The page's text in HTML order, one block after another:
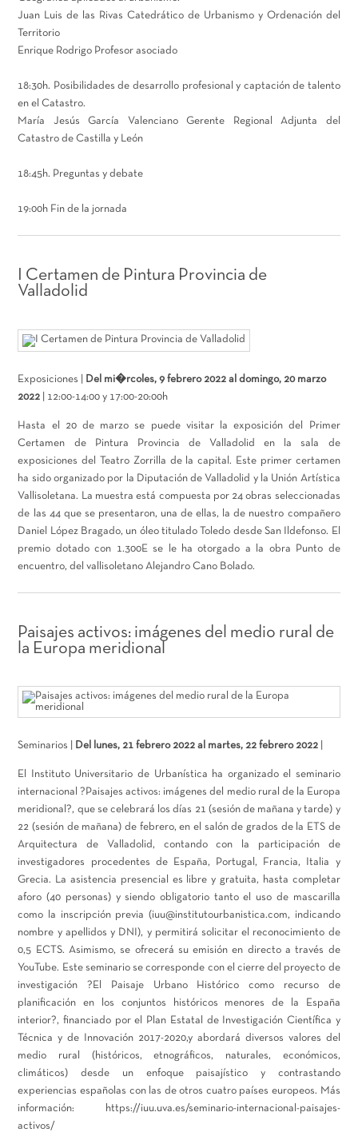
Juan Luis de las Rivas Catedrático de Urbanismo y Ordenación del
Territorio
Enrique Rodrigo Profesor asociado
18:30h. Posibilidades de desarrollo profesional y captación de talento
en el Catastro.
María Jesús García Valenciano Gerente Regional Adjunta del
Catastro de Castilla y León
18:45h. Preguntas y debate
19:00h Fin de la jornada
I Certamen de Pintura Provincia de
Valladolid
Exposiciones |
Del mi�rcoles, 9 febrero 2022 al domingo, 20 marzo
2022 | 12:00-14:00 y 17:00-20:00h
Hasta el 20 de marzo se puede visitar la exposición del Primer
Certamen de Pintura Provincia de Valladolid en la sala de
exposiciones del Teatro Zorrilla de la capital. Este primer certamen
ha sido organizado por la Diputación de Valladolid y la Unión Artística
Vallisoletana. La muestra está compuesta por 24 obras seleccionadas
de las 44 que se presentaron, una de ellas, la de nuestro compañero
Daniel López Bragado, un óleo titulado Toledo desde San Ildefonso. El
premio dotado con 1.300E se le ha otorgado a la obra Punto de
encuentro, del vallisoletano Alejandro Cano Bolado.
Paisajes activos: imágenes del medio rural de
la Europa meridional
Seminarios | Del lunes, 21 febrero 2022 al martes, 22 febrero 2022
El Instituto Universitario de Urbanística ha organizado el seminario
internacional ?Paisajes activos: imágenes del medio rural de la Europa
meridional?, que se celebrará los días 21 (sesión de mañana y tarde) y
22 (sesión de mañana) de febrero, en el salón de grados de la ETS de
Arquitectura de Valladolid, contando con la participación de
investigadores procedentes de España, Portugal, Francia, Italia y
Grecia. La asistencia presencial es libre y gratuita, hasta completar
aforo (40 personas) y siendo obligatorio tanto el uso de mascarilla
como la inscripción previa (iuu@institutourbanistica.com, indicando
nombre y apellidos y DNI), y permitirá solicitar el reconocimiento de
0,5 ECTS. Asimismo, se ofrecerá su emisión en directo a través de
YouTube. Este seminario se corresponde con el cierre del proyecto de
investigación ?El Paisaje Urbano Histórico como recurso de
planificación en los conjuntos históricos menores de la España
interior?, financiado por el Plan Estatal de Investigación Científica y
Técnica y de Innovación 2017-2020,y abordará diversos valores del
medio rural (históricos, etnográficos, naturales, económicos,
climáticos) desde un enfoque paisajístico y contrastando
experiencias españolas con las de otros cuatro países europeos. Más
información: https://iuu.uva.es/seminario-internacional-paisajes-
activos/